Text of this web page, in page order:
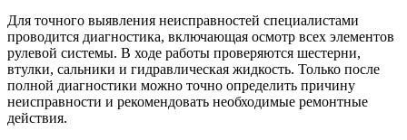
Для точного выявления неисправностей специалистами
проводится диагностика, включающая осмотр всех элементов
рулевой системы. В ходе работы проверяются шестерни,
втулки, сальники и гидравлическая жидкость. Только после
полной диагностики можно точно определить причину
неисправности и рекомендовать необходимые ремонтные
действия.